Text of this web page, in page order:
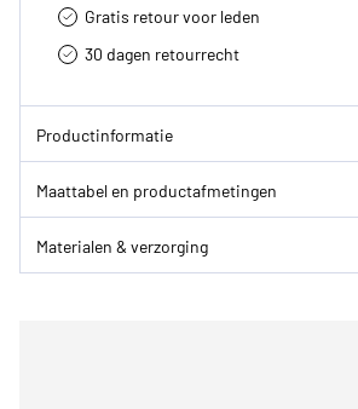
Gratis retour voor leden
30 dagen retourrecht­
Productinformatie
Maattabel en productafmetingen
Materialen & verzorging